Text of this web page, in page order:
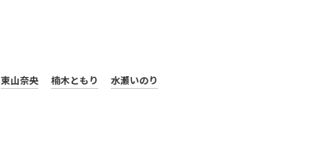
東山奈央 楠木ともり 水瀬いのり